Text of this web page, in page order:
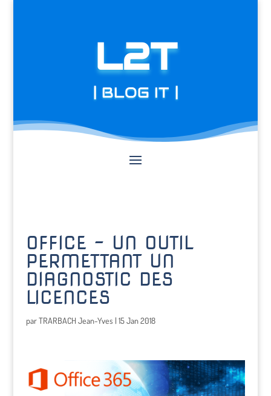
L2T
| BLOG IT |
OFFICE – UN OUTIL
PERMETTANT UN
DIAGNOSTIC DES
LICENCES
parTRARBACH Jean-Yves | 15 Jan 2018